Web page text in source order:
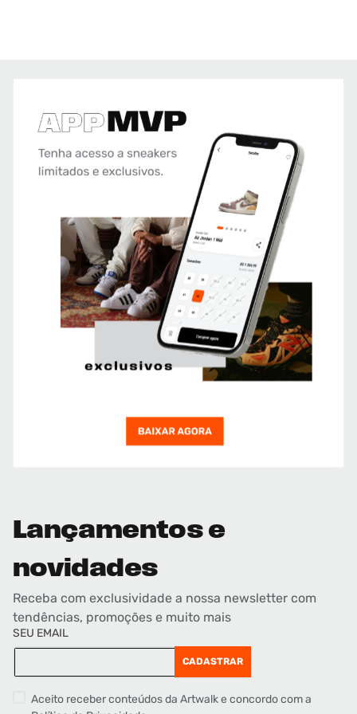
Lançamentos e
novidades
Receba com exclusividade a nossa newsletter com
tendências, promoções e muito mais
SEU EMAIL
CADASTRAR
Aceito receber conteúdos da Artwalk e concordo com a